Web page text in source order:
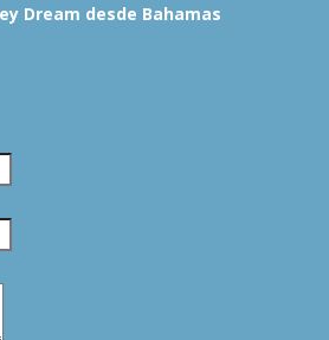
Dream desde Bahamas